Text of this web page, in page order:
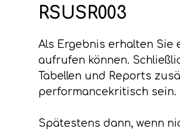
RSUSR003
Als Ergebnis erhalten Sie
aufrufen können.
Tabellen und Reports
performancekritisch sein.
Spätestens dann, wenn